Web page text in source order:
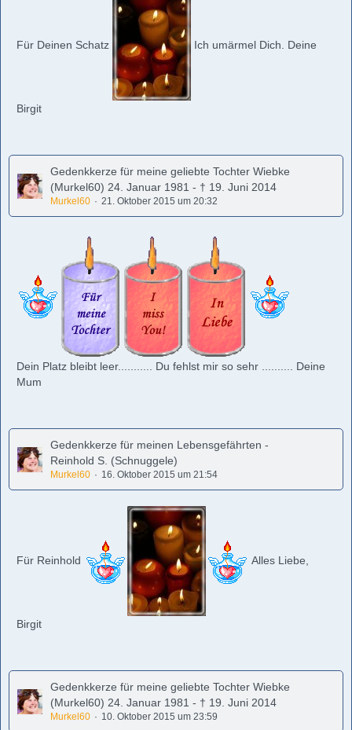
Für Deinen Schatz Ich umärmel Dich. Deine
Birgit
Gedenkkerze für meine geliebte Tochter Wiebke
(Murkel60) 24. Januar 1981 - † 19. Juni 2014
Murkel60 21. Oktober 2015 um 20:32
Dein Platz bleibt leer........... Du fehlst mir so sehr .......... Deine
Mum
Gedenkkerze für meinen Lebensgefährten -
Reinhold S. (Schnuggele)
Murkel60 16. Oktober 2015 um 21:54
Für Reinhold Alles Liebe,
Birgit
Gedenkkerze für meine geliebte Tochter Wiebke
(Murkel60) 24. Januar 1981 - † 19. Juni 2014
Murkel60 10. Oktober 2015 um 23:59